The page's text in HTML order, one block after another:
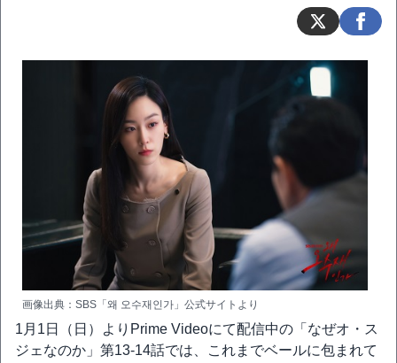
画像出典：SBS「왜 오수재인가」公式サイトより
1月1日（日）よりPrime Videoにて配信中の「なぜオ・ス
ジェなのか」第13-14話では、これまでベールに包まれて